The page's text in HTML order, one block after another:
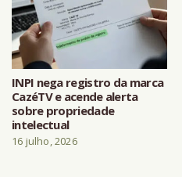
INPI nega registro da marca
CazéTV e acende alerta
sobre propriedade
intelectual
16 julho, 2026